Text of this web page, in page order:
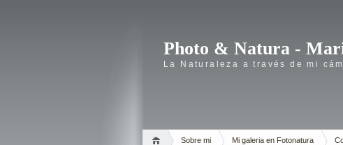
Photo & Natura -
La Naturaleza a través de mi
Sobre mi Mi galeria en Fotonatura